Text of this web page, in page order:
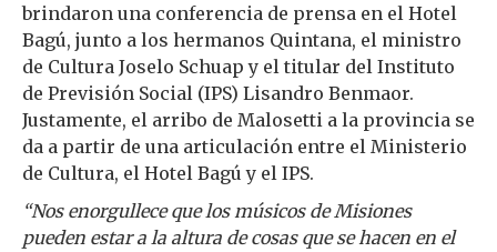
brindaron una conferencia de prensa en el Hotel
Bagú, junto a los hermanos Quintana, el ministro
de Cultura Joselo Schuap y el titular del Instituto
de Previsión Social (IPS) Lisandro Benmaor.
Justamente, el arribo de Malosetti a la provincia se
da a partir de una articulación entre el Ministerio
de Cultura, el Hotel Bagú y el IPS.
“Nos enorgullece que los músicos de Misiones
pueden estar a la altura de cosas que se hacen en el